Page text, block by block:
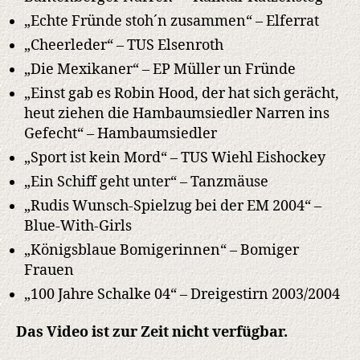
„Echte Fründe stoh´n zusammen“ – Elferrat
„Cheerleder“ – TUS Elsenroth
„Die Mexikaner“ – EP Müller un Fründe
„Einst gab es Robin Hood, der hat sich gerächt,
heut ziehen die Hambaumsiedler Narren ins
Gefecht“ – Hambaumsiedler
„Sport ist kein Mord“ – TUS Wiehl Eishockey
„Ein Schiff geht unter“ – Tanzmäuse
„Rudis Wunsch-Spielzug bei der EM 2004“ –
Blue-With-Girls
„Königsblaue Bomigerinnen“ – Bomiger
Frauen
„100 Jahre Schalke 04“ – Dreigestirn 2003/2004
Das Video ist zur Zeit nicht verfügbar.